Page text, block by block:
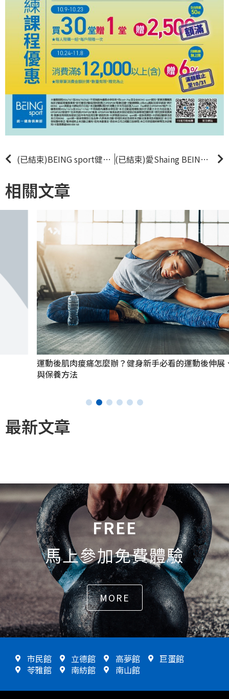
(已結束)BEING sport健康配送有Foodomo 首購輸入
(已結束)愛Shaing BEING YOURSELF
相關文章
運動後肌肉痠痛怎麼辦？健身新手必看的運動後伸展、按摩
與保養方法
最新文章
FREE
馬上參加免費體驗
MORE
市民館 立德館 高夢館
巨蛋館
苓雅館
南紡館 南山館